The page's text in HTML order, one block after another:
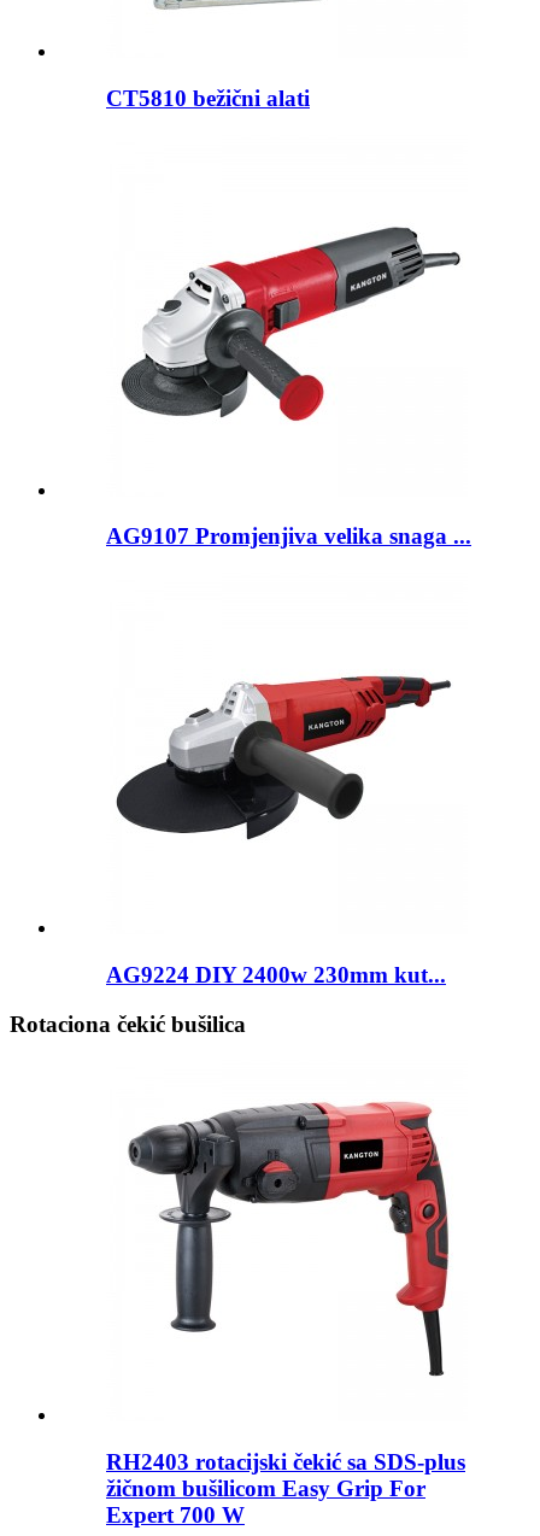
CT5810 bežični alati
AG9107 Promjenjiva velika snaga ...
AG9224 DIY 2400w 230mm kut...
Rotaciona čekić bušilica
RH2403 rotacijski čekić sa SDS-plus
žičnom bušilicom Easy Grip For
Expert 700 W